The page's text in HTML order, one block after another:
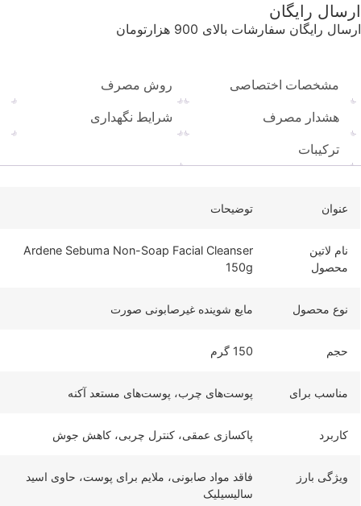
ارسال رایگان
ارسال رایگان سفارشات بالای 900 هزارتومان
مشخصات اختصاصی روش مصرف
هشدار مصرف شرایط نگهداری
ترکیبات
عنوان توضیحات
نام لاتین
محصول
Ardene Sebuma Non-Soap Facial Cleanser
150g
نوع محصول مایع شوینده غیرصابونی صورت
حجم 150 گرم
مناسب برای پوست‌های چرب، پوست‌های مستعد آکنه
کاربرد پاکسازی عمقی، کنترل چربی، کاهش جوش
ویژگی بارز
فاقد مواد صابونی، ملایم برای پوست، حاوی اسید
سالیسیلیک